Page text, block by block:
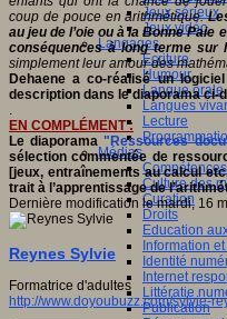
Jeux sérieux
Jeux vidéo
Langages
Ecriture
Humour
Langue orale
Langues
Lecture
Médias
Culture des
Curation
Droits
Education
Information
Identité
Internet
Littératie
Publication
coup de pouce en arithmétique.
au jeu de l’oie ou à la Bonne
conséquences à long terme sur
simplement leur amour des
Dehaene a co-réalisé un
description dans le diaporama ci-
.
EN COMPLÉMENT :
Le diaporama"Ressources
sélection commentée de
[jeux, entraînements au calcul
trait à l’apprentissage de
Dernière modification le mardi, 16
Reynes Sylvie
Formatrice d'adultes
http://www.doyoubuzz.com/sylvie-